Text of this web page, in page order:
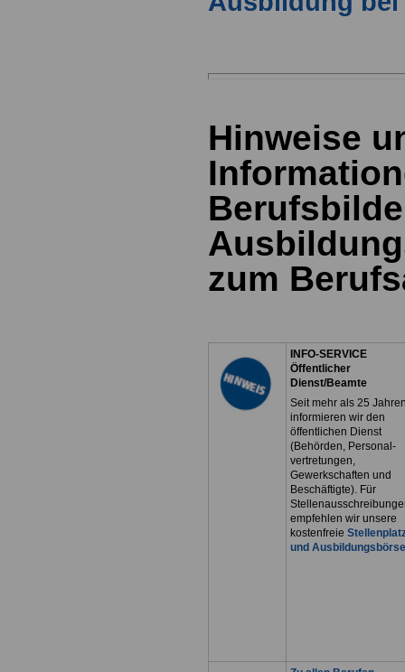
Hinweise
zum
INFO-SERVICE
Öffentlicher
Dienst/Beamte
Seit mehr als 25
informieren wir den
öffentlichen Dienst
(Behörden, Personal-
vertretungen,
Gewerkschaften und
Beschäftigte). Für
empfehlen wir unsere
kostenfreie
und Ausbildungsbörse